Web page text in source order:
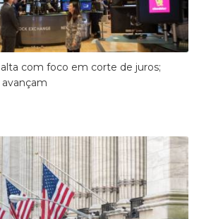
com foco em corte de juros;